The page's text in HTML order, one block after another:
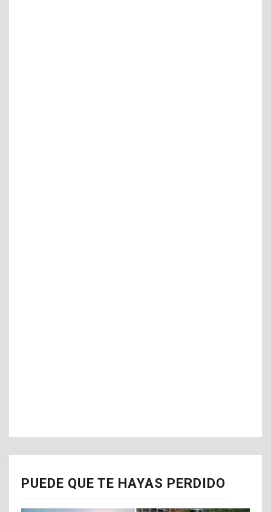
PUEDE QUE TE HAYAS PERDIDO